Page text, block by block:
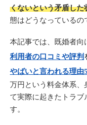
くないという矛盾した
態はどうなっているの
本記事では、既婚者向
利用者の口コミや評判
やばいと言われる理由
万円という料金体系、
て実際に起きたトラブ
す。